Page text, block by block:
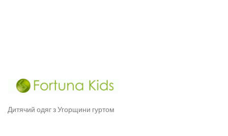
Дитячий одяг з Угорщини гуртом